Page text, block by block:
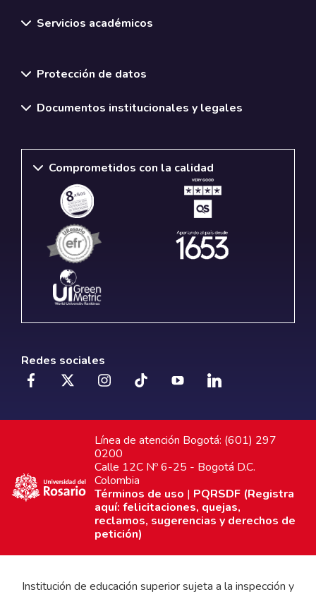
Servicios académicos
Protección de datos
Documentos institucionales y legales
Comprometidos con la calidad
Redes sociales
Línea de atención Bogotá: (601) 297
0200
Calle 12C Nº 6-25 - Bogotá D.C.
Colombia
Términos de uso | PQRSDF (Registra
aquí: felicitaciones, quejas,
reclamos, sugerencias y derechos de
petición)
Institución de educación superior sujeta a la inspección y